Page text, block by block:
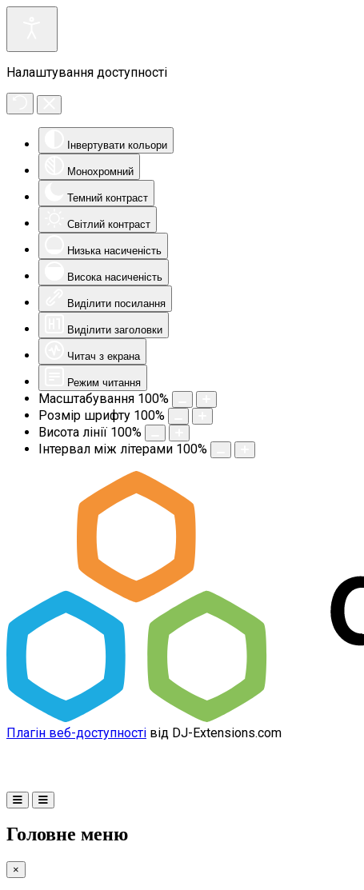
Налаштування доступності
Інвертувати кольори
Монохромний
Темний контраст
Світлий контраст
Низька насиченість
Висока насиченість
Виділити посилання
Виділити заголовки
Читач з екрана
Режим читання
Масштабування 100%
Розмір шрифту 100%
Висота лінії 100%
Інтервал між літерами 100%
Плагін веб-доступності від DJ-Extensions.com
Головне меню
×